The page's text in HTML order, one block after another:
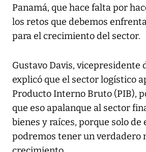
Panamá, que hace falta por
los retos que debemos
para el crecimiento del sector.
Gustavo Davis, vicepresidente
explicó que el sector logístico
Producto Interno Bruto (PIB),
que eso apalanque al sector
bienes y raíces, porque solo de
podremos tener un verdadero